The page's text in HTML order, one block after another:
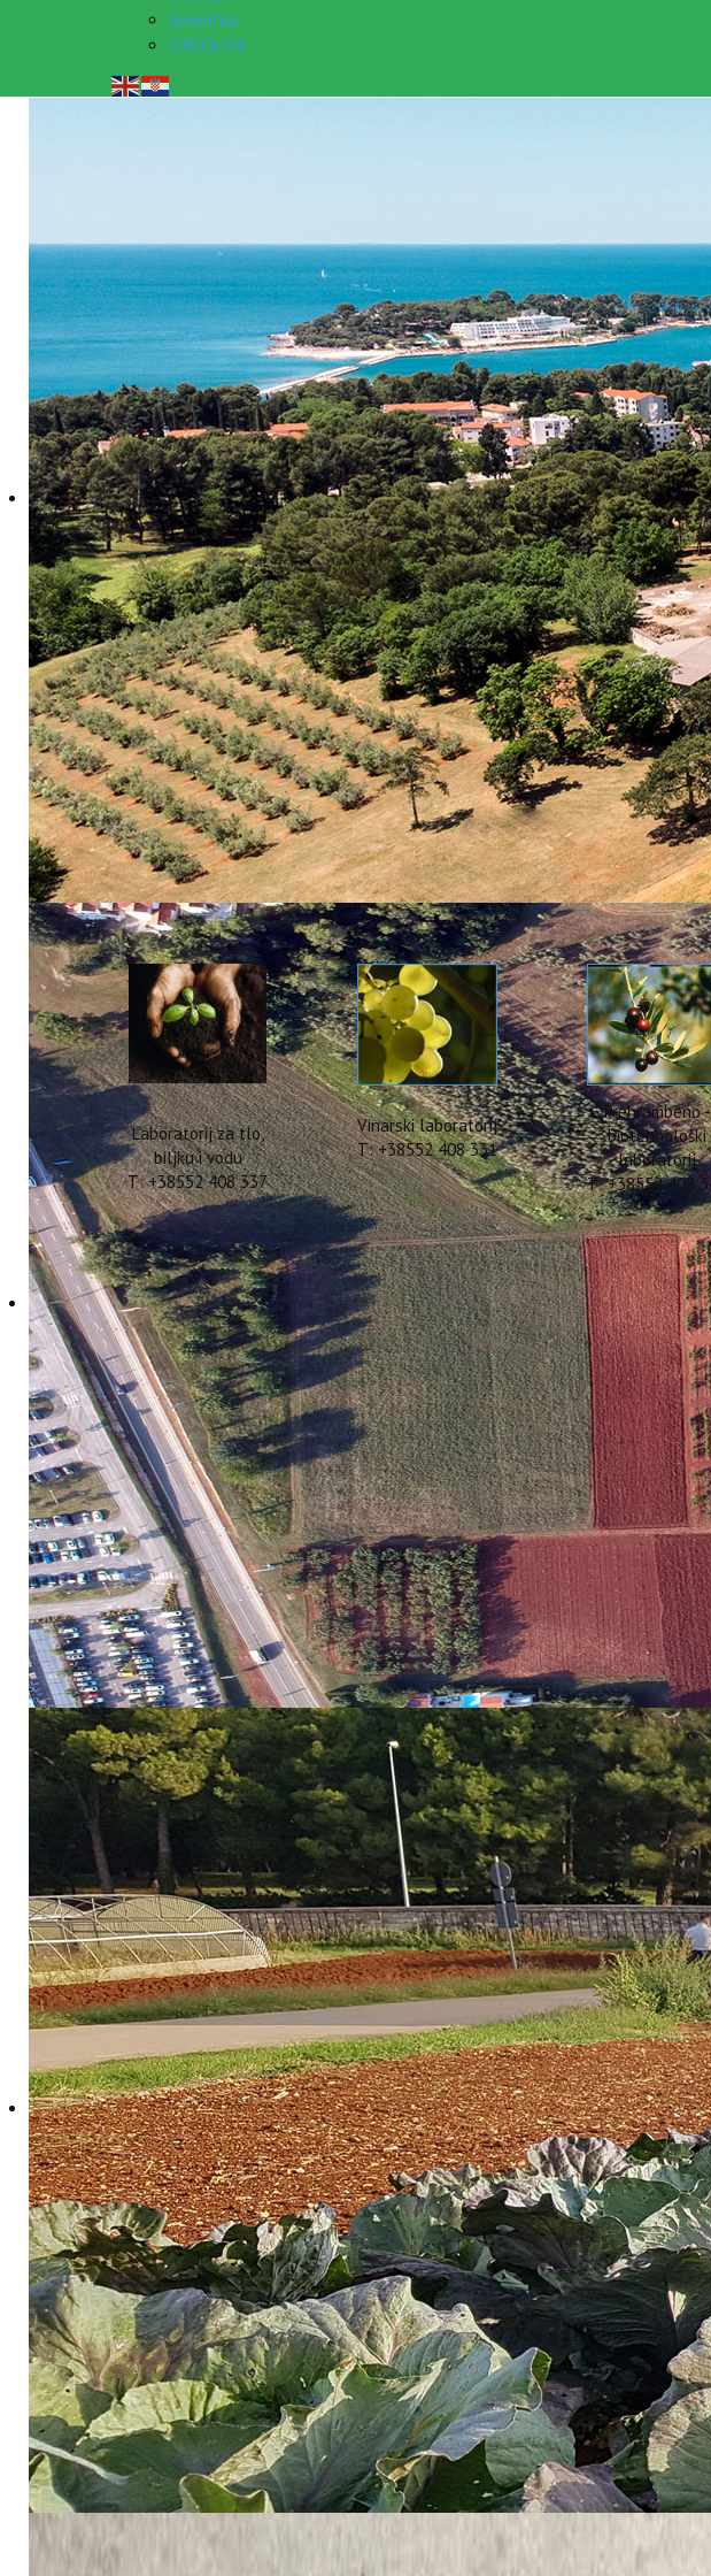
GreenTea
CIRCOLIVE
Laboratorij za tlo,
biljku i vodu
T: +38552 408 337
Vinarski laboratorij
T: +38552 408 331
Prehrambeno -
biotehnološki
laboratorij
T: +38552 408
ODRŽAN SASTANAK PARTNERA
U FIRENCI
23 Siječanj 2018 Hitova: 4371
U Firenci, 18. siječnja 2018. godine, održan je sastanak partnera
MEDiterranean Plus - MITOMED+ (Modeli integriranih oblika
Sastanku su prisustvovali predstavnici partnera: Association of Tuscan
CNR-IBIMET (Italija), Larnaca – Famagusta District Development Agency -
(Francuska), University of Girona (Španjolska), Public Enterprise for the Management
Regions for Competitive and Sustainable Tourism - NECSTouR (Belgija) i Region of
Predstavnice Instituta dr. sc. Kristina Brščić, dr. sc. Danijela Poljuha i Tina Šugar,
2 koje su u tijeku. Predstavljeni su planovi za uređenje plaža u destinacijama (Poreč,
Na radnom sastanku prezentirane su provedene aktivnosti svih partnera, za Pilot
pokazatelja održivog turizma i dosadašnje stanje prikupljanja indikatora. U okviru
(„Zelena plaža“) u Istri i Toskani te se raspravljalo o izboru dizajna za zelenu zastavu.
buduće objave na društvenim mrežama projekta MITOMED+ koje vodi stručni tim.
Početkom travnja planira se idući sastanak partnera u Málagi (Španjolska).